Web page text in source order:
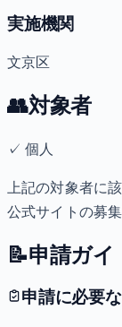
実施機関
文京区
👥対象者
✓個人
上記の対象者に
公式サイトの募
📝申請ガイ
申請に必要